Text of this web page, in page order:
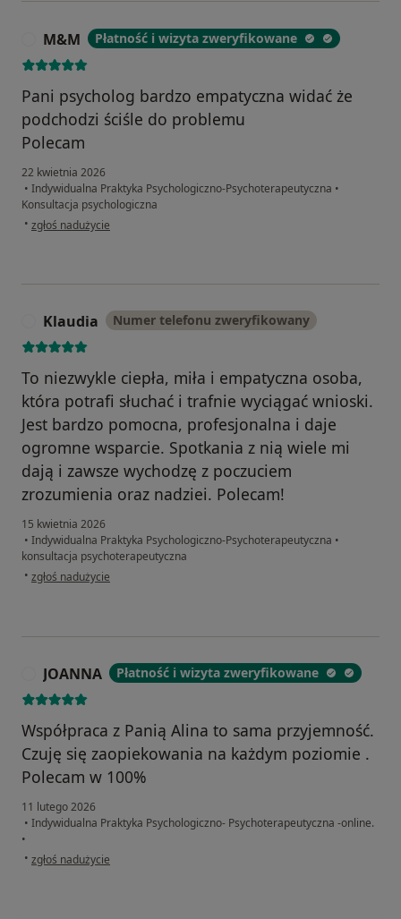
M&M Płatność i wizyta zweryfikowane
Pani psycholog bardzo empatyczna widać że
podchodzi ściśle do problemu
Polecam
22 kwietnia 2026
• Indywidualna Praktyka Psychologiczno-Psychoterapeutyczna •
Konsultacja psychologiczna
• w opinii użytkownika M&M
zgłoś nadużycie
Klaudia Numer telefonu zweryfikowany
To niezwykle ciepła, miła i empatyczna osoba,
która potrafi słuchać i trafnie wyciągać wnioski.
Jest bardzo pomocna, profesjonalna i daje
ogromne wsparcie. Spotkania z nią wiele mi
dają i zawsze wychodzę z poczuciem
zrozumienia oraz nadziei. Polecam!
15 kwietnia 2026
• Indywidualna Praktyka Psychologiczno-Psychoterapeutyczna •
konsultacja psychoterapeutyczna
• w opinii użytkownika Klaudia
zgłoś nadużycie
JOANNA Płatność i wizyta zweryfikowane
Współpraca z Panią Alina to sama przyjemność.
Czuję się zaopiekowania na każdym poziomie .
Polecam w 100%
11 lutego 2026
• Indywidualna Praktyka Psychologiczno- Psychoterapeutyczna -online.
•
• w opinii użytkownika JOANNA
zgłoś nadużycie